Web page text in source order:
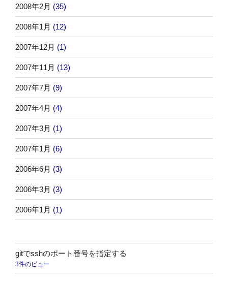
2008年2月 (35)
2008年1月 (12)
2007年12月 (1)
2007年11月 (13)
2007年7月 (9)
2007年4月 (4)
2007年3月 (1)
2007年1月 (6)
2006年6月 (3)
2006年3月 (3)
2006年1月 (1)
gitでsshのポート番号を指定する
3件のビュー